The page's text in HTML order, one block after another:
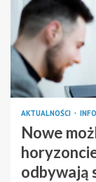
AKTUALNOŚCI
Nowe
odbywają